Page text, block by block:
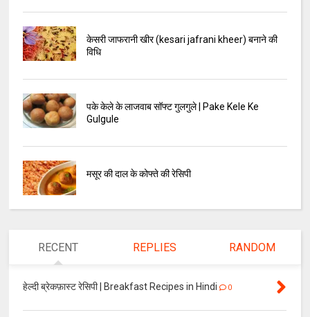
केसरी जाफरानी खीर (kesari jafrani kheer) बनाने की
विधि
पके केले के लाजवाब सॉफ्ट गुलगुले | Pake Kele Ke
Gulgule
मसूर की दाल के कोफ्ते की रेसिपी
RECENT REPLIES RANDOM
हेल्दी ब्रेकफ़ास्ट रेसिपी | Breakfast Recipes in Hindi 0